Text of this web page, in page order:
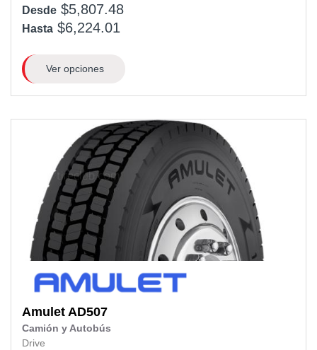
Desde $5,807.48
Hasta $6,224.01
Ver opciones
Amulet AD507
Camión y Autobús
Drive